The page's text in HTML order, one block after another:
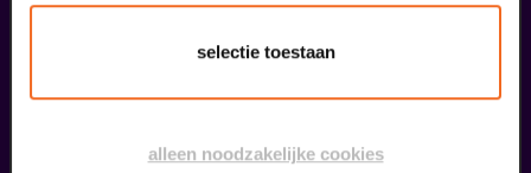
selectie toestaan
alleen noodzakelijke cookies
augustus